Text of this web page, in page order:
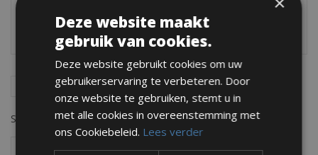
Showing all 7 results
Deze website maakt
gebruik van cookies.
Deze website gebruikt cookies om uw
gebruikerservaring te verbeteren. Door
onze website te gebruiken, stemt u in
met alle cookies in overeenstemming met
ons Cookiebeleid. Lees verder